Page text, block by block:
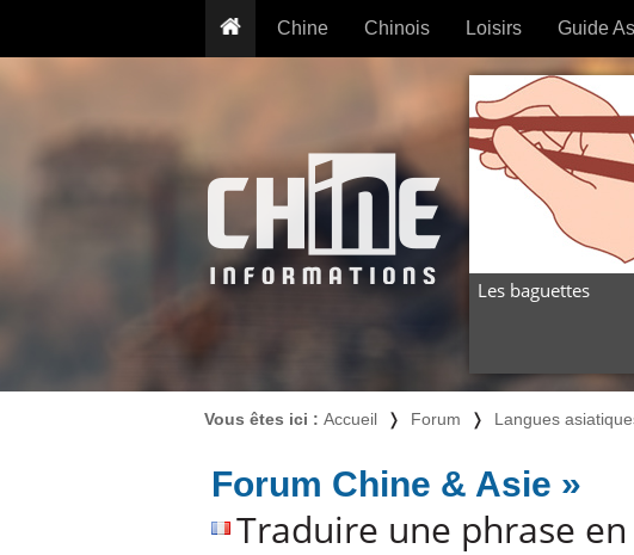
Chine
Conseils voyageurs
Plantes médicinales
Cuisine
Chinois
Grammaire
Traducteur
Exos & Flashcards
+50 Outils
Loisirs
Prénom
Signe
Tatouage
PLUS (24 OUTILS) »
Guide
Les baguettes
Vous êtes ici : Accueil ❭ Forum ❭ Langues
Forum Chine & Asie »
Traduire une phrase